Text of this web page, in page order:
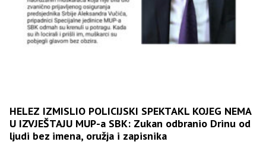
HELEZ IZMISLIO POLICIJSKI SPEKTAKL KOJEG NEMA
U IZVJEŠTAJU MUP-a SBK: Zukan odbranio Drinu od
ljudi bez imena, oružja i zapisnika